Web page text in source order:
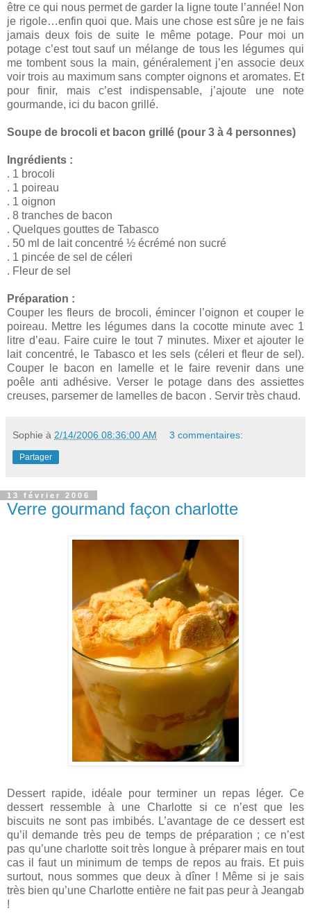
être ce qui nous permet de garder la ligne toute l’année! Non
je rigole…enfin quoi que. Mais une chose est sûre je ne fais
jamais deux fois de suite le même potage. Pour moi un
potage c’est tout sauf un mélange de tous les légumes qui
me tombent sous la main, généralement j’en associe deux
voir trois au maximum sans compter oignons et aromates. Et
pour finir, mais c’est indispensable, j’ajoute une note
gourmande, ici du bacon grillé.
Soupe de brocoli et bacon grillé (pour 3 à 4 personnes)
Ingrédients :
. 1 brocoli
. 1 poireau
. 1 oignon
. 8 tranches de bacon
. Quelques gouttes de Tabasco
. 50 ml de lait concentré ½ écrémé non sucré
. 1 pincée de sel de céleri
. Fleur de sel
Préparation :
Couper les fleurs de brocoli, émincer l’oignon et couper le
poireau. Mettre les légumes dans la cocotte minute avec 1
litre d’eau. Faire cuire le tout 7 minutes. Mixer et ajouter le
lait concentré, le Tabasco et les sels (céleri et fleur de sel).
Couper le bacon en lamelle et le faire revenir dans une
poêle anti adhésive. Verser le potage dans des assiettes
creuses, parsemer de lamelles de bacon . Servir très chaud.
Sophie à 2/14/2006 08:36:00 AM 3 commentaires:
Partager
13 février 2006
Verre gourmand façon charlotte
Dessert rapide, idéale pour terminer un repas léger. Ce
dessert ressemble à une Charlotte si ce n’est que les
biscuits ne sont pas imbibés. L’avantage de ce dessert est
qu’il demande très peu de temps de préparation ; ce n’est
pas qu’une charlotte soit très longue à préparer mais en tout
cas il faut un minimum de temps de repos au frais. Et puis
surtout, nous sommes que deux à dîner ! Même si je sais
très bien qu’une Charlotte entière ne fait pas peur à Jeangab
!